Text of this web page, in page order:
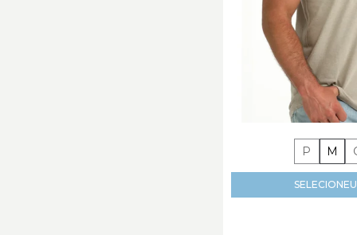
P M
SELECIONE